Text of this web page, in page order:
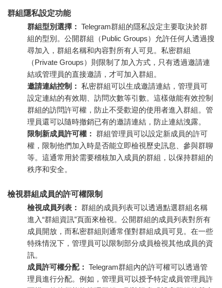
群組隱私設定功能
群組型別選擇： Telegram群組的隱私設定主要取決於群
組的型別。公開群組（Public Groups）允許任何人透過搜
尋加入，群組名稱和內容對所有人可見。私密群組
（Private Groups）則限制了加入方式，只有透過邀請連
結或管理員的直接邀請，才可加入群組。
邀請連結控制： 私密群組可以生成邀請連結，管理員可
設定連結的有效期、訪問次數等引數。這樣做能有效控制
群組的訪問許可權，防止不受歡迎的使用者進入群組。管
理員還可以隨時撤銷已有的邀請連結，防止連結洩露。
限制新成員許可權： 群組管理員可以設定新成員的許可
權，限制他們加入時是否能立即檢視歷史訊息、參與群聊
等。這通常用於需要稽核加入成員的群組，以保持群組的
秩序和安全。
檢視群組成員的許可權限制
檢視成員列表： 群組的成員列表可以透過點選群組名稱
進入“群組資訊”頁面來檢視。公開群組的成員列表對所有
成員開放，而私密群組則通常僅對群組成員可見。在一些
特殊情況下，管理員可以限制部分成員檢視其他成員的資
訊。
成員許可權分配： Telegram群組內的許可權可以透過管
理員進行分配。例如，管理員可以授予特定成員管理員許